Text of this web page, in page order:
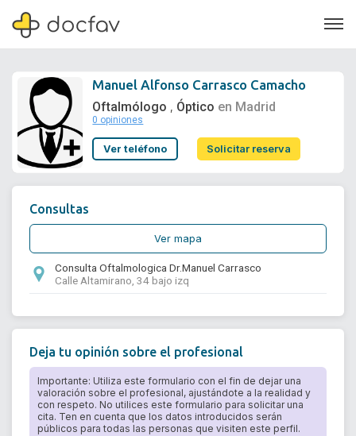
Soporte
Manuel Alfonso Carrasco Camacho
Oftalmólogo , Óptico en Madrid
0 opiniones
Ver teléfono Solicitar reserva
Consultas
Ver mapa
Consulta Oftalmologica Dr.Manuel Carrasco
Calle Altamirano, 34 bajo izq
Deja tu opinión sobre el profesional
Importante: Utiliza este formulario con el fin de dejar una
valoración sobre el profesional, ajustándote a la realidad y
con respeto. No utilices este formulario para solicitar una
cita. Ten en cuenta que los datos introducidos serán
públicos para todas las personas que visiten este perfil.